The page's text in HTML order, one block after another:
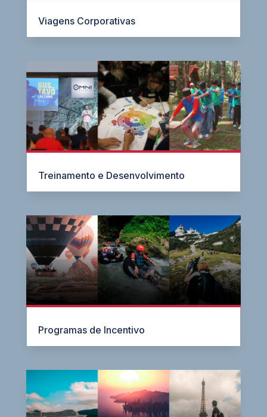
Viagens Corporativas
Treinamento e Desenvolvimento
Programas de Incentivo